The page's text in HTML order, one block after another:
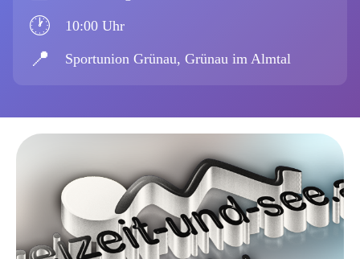
🕐 10:00 Uhr
📍 Sportunion Grünau, Grünau im Almtal